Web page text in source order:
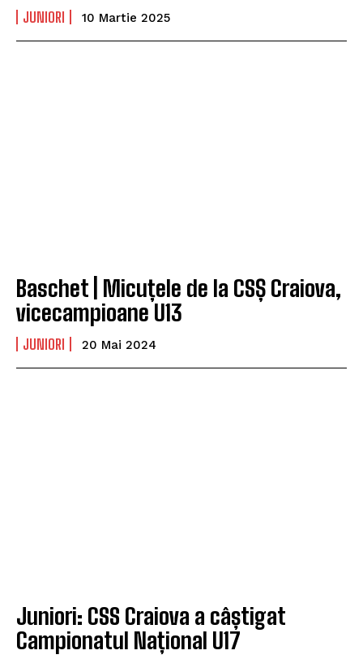
JUNIORI 10 Martie 2025
Baschet | Micuțele de la CSȘ Craiova,
vicecampioane U13
JUNIORI 20 Mai 2024
Juniori: CSS Craiova a câștigat
Campionatul Național U17